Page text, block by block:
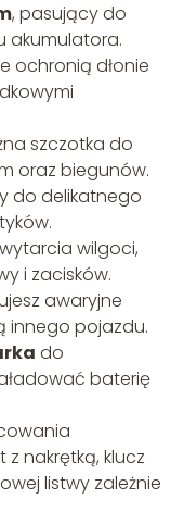
, pasujący do
akumulatora.
ochronią dłonie
szczotka do
oraz biegunów.
do delikatnego
wilgoci,
i zacisków.
awaryjne
innego pojazdu.
do
baterię
nakrętką, klucz
listwy zależnie